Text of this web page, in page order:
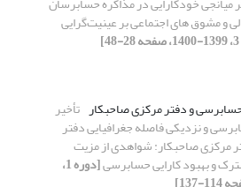
و مشوق های اجتماعی بر عینیت‌گرایی
و دفتر مرکزی صاحبکار تأخیر
و نزدیکی فاصله جغرافیایی دفتر
صاحبکار: شواهدی از مزیت
و بهبود کارایی حسابرسی [دوره 1،